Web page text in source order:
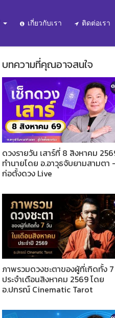
เกี่ยวกับเรา ติดต่อเรา
บทความที่คุณอาจสนใจ
ดวงรายวัน เสาร์ที่ 8 สิงหาคม
ทำนายโดย อ.อาวุธจับยามสามตา
ก่อตั้งดวง Live
ภาพรวมดวงชะตาของผู้ที่เกิดทั้ง
ประจำเดือนสิงหาคม 2569 โดย
อ.ปกรณ์ Cinematic Tarot